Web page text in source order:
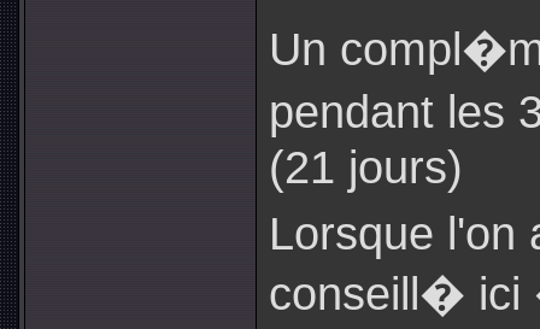
Un
pendant les
(21 jours)
Lorsque l'on
conseill� ici